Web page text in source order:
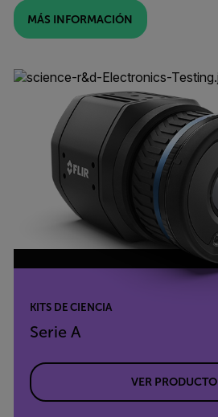
MÁS INFORMACIÓN
KITS DE CIENCIA
Serie A
VER PRODUCTO